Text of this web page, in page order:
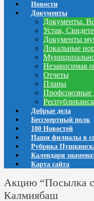
Новости
Документы
Документы.
Устав,
Документы
Локальные
Независимая
Отчеты
Планы
Профсоюзные
Добрые дела
Бессмертный полк
100 Новостей
Наши филиалы в
Рубрика
Календари
Карта сайта
Акцию “Посылка
Калмиябаш